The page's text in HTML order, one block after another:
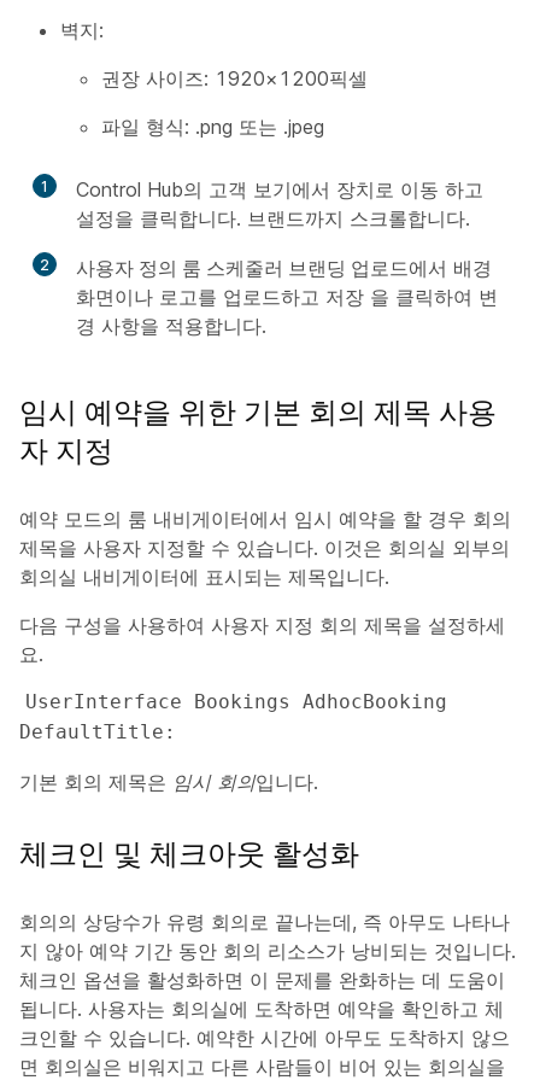
벽지:
권장 사이즈: 1920×1200픽셀
파일 형식: .png 또는 .jpeg
1 Control Hub의 고객 보기에서 장치로 이동 하고
설정을 클릭합니다. 브랜드까지 스크롤합니다.
2 사용자 정의 룸 스케줄러 브랜딩 업로드에서 배경
화면이나 로고를 업로드하고 저장 을 클릭하여 변
경 사항을 적용합니다.
임시 예약을 위한 기본 회의 제목 사용
자 지정
예약 모드의 룸 내비게이터에서 임시 예약을 할 경우 회의
제목을 사용자 지정할 수 있습니다. 이것은 회의실 외부의
회의실 내비게이터에 표시되는 제목입니다.
다음 구성을 사용하여 사용자 지정 회의 제목을 설정하세
요.
UserInterface Bookings AdhocBooking
DefaultTitle:
기본 회의 제목은 임시 회의입니다.
체크인 및 체크아웃 활성화
회의의 상당수가 유령 회의로 끝나는데, 즉 아무도 나타나
지 않아 예약 기간 동안 회의 리소스가 낭비되는 것입니다.
체크인 옵션을 활성화하면 이 문제를 완화하는 데 도움이
됩니다. 사용자는 회의실에 도착하면 예약을 확인하고 체
크인할 수 있습니다. 예약한 시간에 아무도 도착하지 않으
면 회의실은 비워지고 다른 사람들이 비어 있는 회의실을